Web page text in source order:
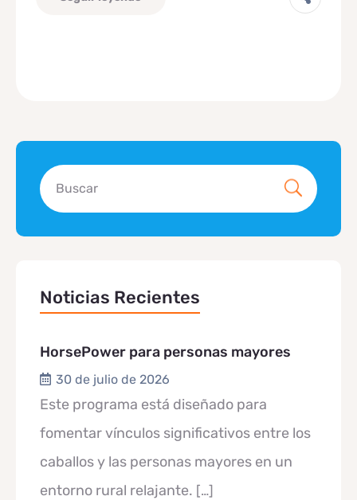
Noticias Recientes
HorsePower para personas mayores
30 de julio de 2026
Este programa está diseñado para
fomentar vínculos significativos entre los
caballos y las personas mayores en un
entorno rural relajante. […]